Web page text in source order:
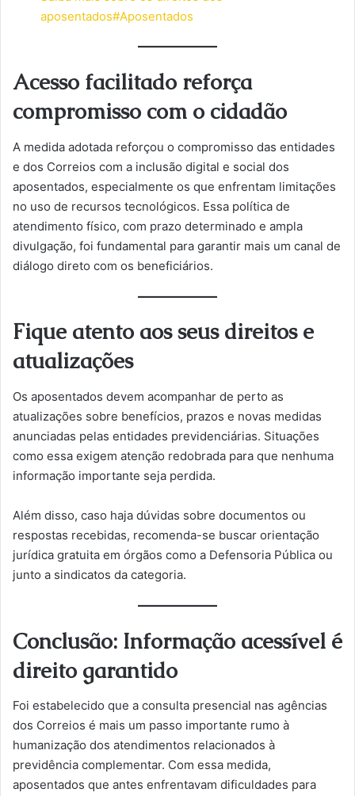
aposentados#Aposentados
Acesso facilitado reforça
compromisso com o cidadão
A medida adotada reforçou o compromisso das entidades
e dos Correios com a inclusão digital e social dos
aposentados, especialmente os que enfrentam limitações
no uso de recursos tecnológicos. Essa política de
atendimento físico, com prazo determinado e ampla
divulgação, foi fundamental para garantir mais um canal de
diálogo direto com os beneficiários.
Fique atento aos seus direitos e
atualizações
Os aposentados devem acompanhar de perto as
atualizações sobre benefícios, prazos e novas medidas
anunciadas pelas entidades previdenciárias. Situações
como essa exigem atenção redobrada para que nenhuma
informação importante seja perdida.
Além disso, caso haja dúvidas sobre documentos ou
respostas recebidas, recomenda-se buscar orientação
jurídica gratuita em órgãos como a Defensoria Pública ou
junto a sindicatos da categoria.
Conclusão: Informação acessível é
direito garantido
Foi estabelecido que a consulta presencial nas agências
dos Correios é mais um passo importante rumo à
humanização dos atendimentos relacionados à
previdência complementar. Com essa medida,
aposentados que antes enfrentavam dificuldades para